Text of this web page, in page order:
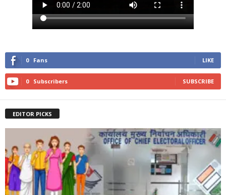
0 Fans LIKE
0 Subscribers SUBSCRIBE
EDITOR PICKS